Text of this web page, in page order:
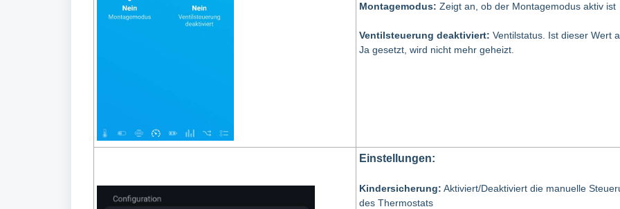
Montagemodus: Zeigt an, ob der Montagemodus aktiv ist
Ventilsteuerung deaktiviert: Ventilstatus. Ist dieser Wert
Ja gesetzt, wird nicht mehr geheizt.
Einstellungen:
Kindersicherung: Aktiviert/Deaktiviert die manuelle
des Thermostats